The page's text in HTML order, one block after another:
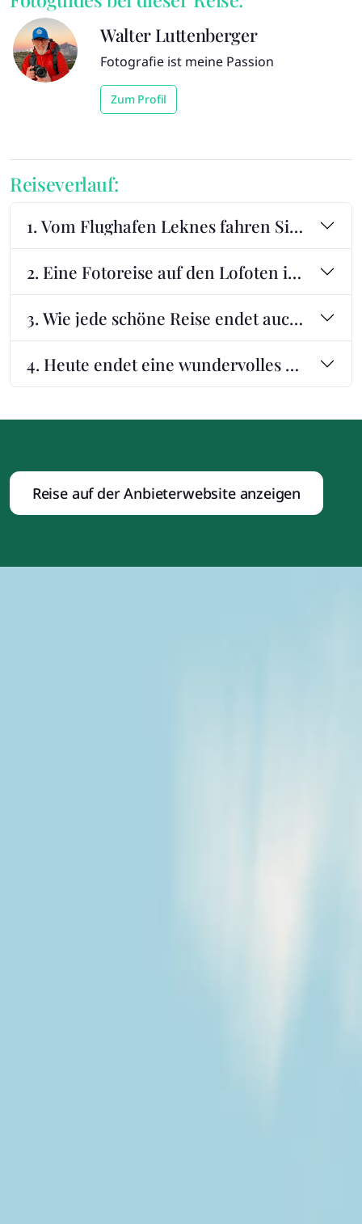
Walter Luttenberger
Fotografie ist meine Passion
Zum Profil
Reiseverlauf:
1. Vom Flughafen Leknes fahren Sie
2. Eine Fotoreise auf den Lofoten ist
3. Wie jede schöne Reise endet auch
4. Heute endet eine wundervolles
Reise auf der Anbieterwebsite anzeigen